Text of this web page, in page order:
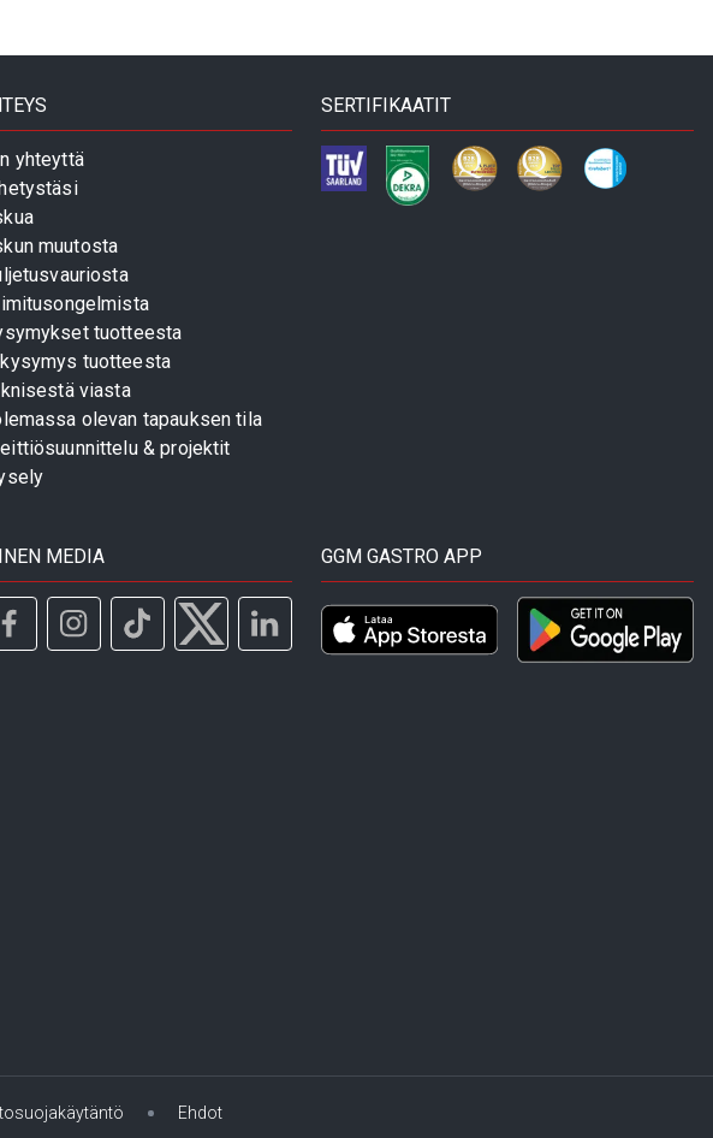
yhteyttä
muutosta
tuotteesta
tuotteesta
viasta
olevan tapauksen tila
& projektit
SERTIFIKAATIT
MEDIA GGM GASTRO APP
Ehdot